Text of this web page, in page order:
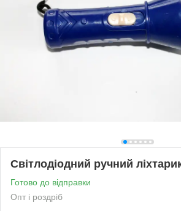
Світлодіодний ручний
Готово до відправки
Опт і роздріб